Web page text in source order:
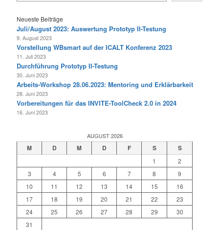
Neueste Beiträge
Juli/August 2023: Auswertung Prototyp II-Testung
9. August 2023
Vorstellung WBsmart auf der ICALT Konferenz 2023
11. Juli 2023
Durchführung Prototyp II-Testung
30. Juni 2023
Arbeits-Workshop 28.06.2023: Mentoring und Erklärbarkeit
28. Juni 2023
Vorbereitungen für das INVITE-ToolCheck 2.0 in 2024
16. Juni 2023
AUGUST 2026
M D M D F S S
1
2
3
4 5 6 7 8
9
10
11 12 13 14 15
16
17
18 19 20 21 22
23
24
25 26 27 28 29
30
31